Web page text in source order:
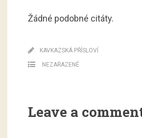
Žádné podobné citáty.
KAVKAZSKÁ PŘÍSLOVÍ
NEZAŘAZENÉ
Leave a